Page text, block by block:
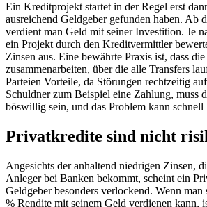
Ein Kreditprojekt startet in der Regel erst
ausreichend Geldgeber gefunden haben. Ab
verdient man Geld mit seiner Investition. Je
ein Projekt durch den Kreditvermittler
Zinsen aus. Eine bewährte Praxis ist, dass
zusammenarbeiten, über die alle Transfers
Parteien Vorteile, da Störungen rechtzeitig
Schuldner zum Beispiel eine Zahlung, muss
böswillig sein, und das Problem kann schnell
Privatkredite sind nicht
Angesichts der anhaltend niedrigen Zinsen,
Anleger bei Banken bekommt, scheint ein
Geldgeber besonders verlockend. Wenn man
% Rendite mit seinem Geld verdienen kann,